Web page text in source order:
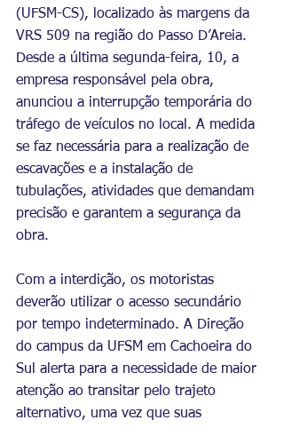
(UFSM-CS), localizado às margens da
VRS 509 na região do Passo D’Areia.
Desde a última segunda-feira, 10, a
empresa responsável pela obra,
anunciou a interrupção temporária do
tráfego de veículos no local. A medida
se faz necessária para a realização de
escavações e a instalação de
tubulações, atividades que demandam
precisão e garantem a segurança da
obra.
Com a interdição, os motoristas
deverão utilizar o acesso secundário
por tempo indeterminado. A Direção
do campus da UFSM em Cachoeira do
Sul alerta para a necessidade de maior
atenção ao transitar pelo trajeto
alternativo, uma vez que suas